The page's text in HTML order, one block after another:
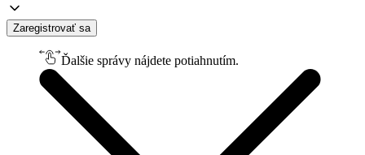
Zaregistrovať sa
Ďalšie správy nájdete potiahnutím.